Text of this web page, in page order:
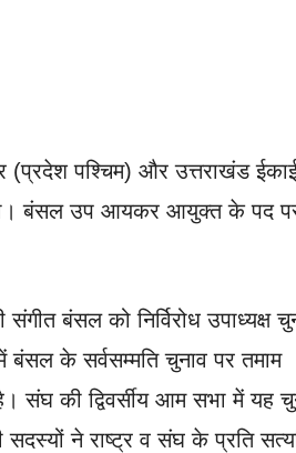
(प्रदेश पश्चिम) और उत्तराखंड
बंसल उप आयकर आयुक्त के पद
बंसल को निर्विरोध उपाध्यक्ष
बंसल के सर्वसम्मति चुनाव पर तमाम
संघ की द्विवर्सीय आम सभा में यह
ने राष्ट्र व संघ के प्रति